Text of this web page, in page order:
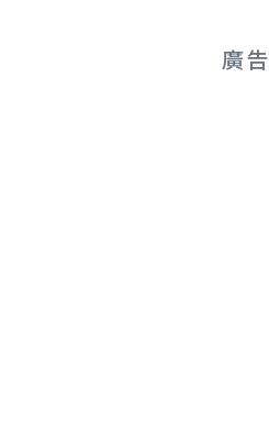
廣告